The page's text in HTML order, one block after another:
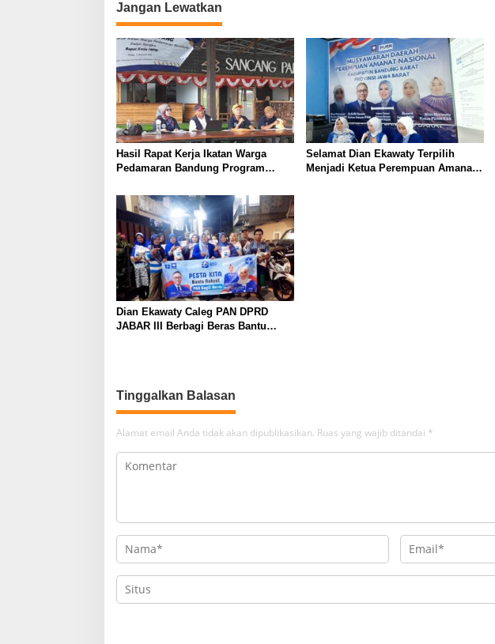
i
g
a
s
i
p
o
s
Jangan Lewatkan
Hasil Rapat Kerja Ikatan Warga
Pedamaran Bandung Program
Prioritas Utama
Selamat Dian Ekawaty Terpilih
Menjadi Ketua Perempuan Amanat
Dian Ekawaty Caleg PAN DPRD
JABAR III Berbagi Beras Bantu
Tinggalkan Balasan
Alamat email Anda tidak akan dipublikasikan. Ruas yang wajib ditandai *